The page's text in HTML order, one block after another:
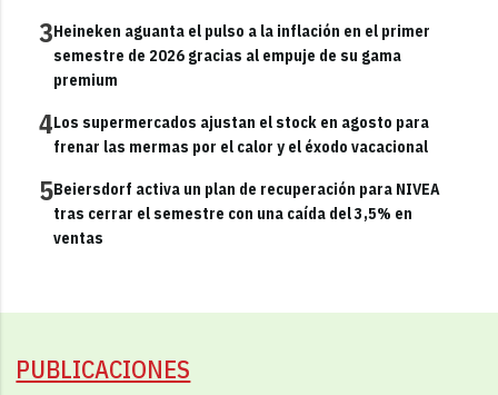
3Heineken aguanta el pulso a la inflación en el primer
semestre de 2026 gracias al empuje de su gama
premium
4Los supermercados ajustan el stock en agosto para
frenar las mermas por el calor y el éxodo vacacional
5Beiersdorf activa un plan de recuperación para NIVEA
tras cerrar el semestre con una caída del 3,5% en
ventas
PUBLICACIONES